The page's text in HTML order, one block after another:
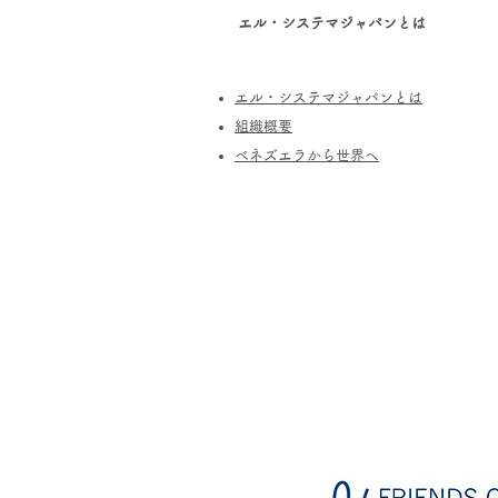
エル・システマジャパンとは
エル・システマジャパンとは
​組織概要
​ベネズエラから世界へ